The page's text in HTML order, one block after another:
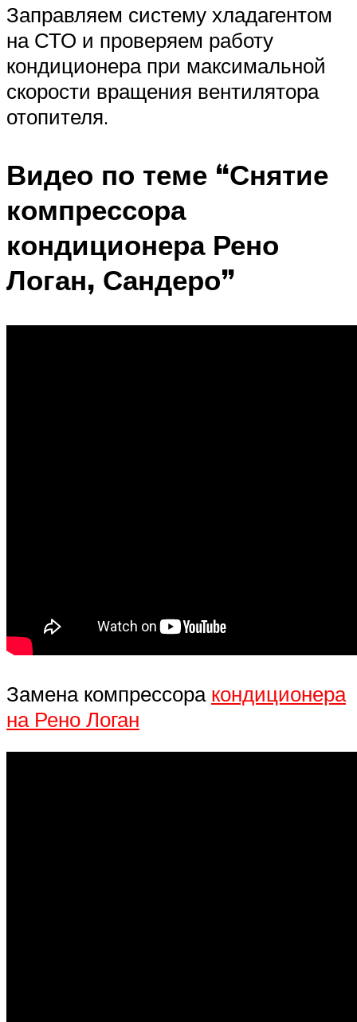
Заправляем систему хладагентом
на СТО и проверяем работу
кондиционера при максимальной
скорости вращения вентилятора
отопителя.
Видео по теме “Снятие
компрессора
кондиционера Рено
Логан, Сандеро”
Замена компрессора кондиционера
на Рено Логан